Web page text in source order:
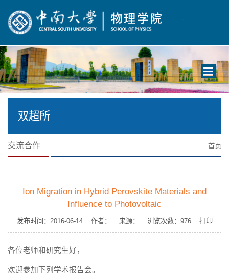
Toggle
双超所
交流合作 首页
Ion Migration in Hybrid Perovskite Materials and
Influence to Photovoltaic
发布时间：2016-06-14 作者： 来源： 浏览次数： 976 打印
各位老师和研究生好，
欢迎参加下列学术报告会。